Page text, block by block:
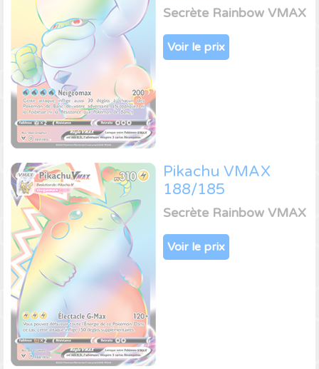
Secrète Rainbow VMAX
Voir le prix
Pikachu VMAX
188/185
Secrète Rainbow VMAX
Voir le prix